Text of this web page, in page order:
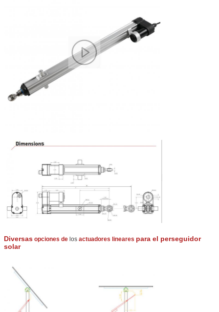
Diversas opciones de los actuadores lineares para el perseguidor
solar